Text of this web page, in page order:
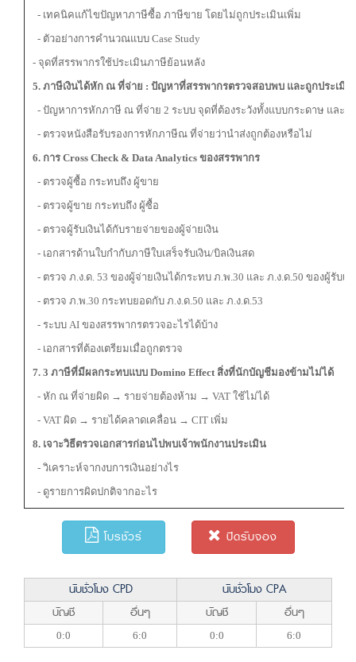
- เทคนิคแก้ไขปัญหาภาษีซื้อ ภาษีขาย โดยไม่ถูกประเมินเพิ่ม
- ตัวอย่างการคำนวณแบบ Case Study
- จุดที่สรรพากรใช้ประเมินภาษีย้อนหลัง
5. ภาษีเงินได้หัก ณ ที่จ่าย : ปัญหาที่สรรพากรตรวจสอบพบ และถูกประเมิ
- ปัญหาการหักภาษี ณ ที่จ่าย 2 ระบบ จุดที่ต้องระวังทั้งแบบกระดาษ และกา
- ตรวจหนังสือรับรองการหักภาษีณ ที่จ่ายว่านำส่งถูกต้องหรือไม่
6. การ Cross Check & Data Analytics ของสรรพากร
- ตรวจผู้ซื้อ กระทบถึง ผู้ขาย
- ตรวจผู้ขาย กระทบถึง ผู้ซื้อ
- ตรวจผู้รับเงินได้กับรายจ่ายของผู้จ่ายเงิน
- เอกสารด้านใบกำกับภาษีใบเสร็จรับเงิน/บิลเงินสด
- ตรวจ ภ.ง.ด. 53 ของผู้จ่ายเงินได้กระทบ ภ.พ.30 และ ภ.ง.ด.50 ของผู้รับเงิ
- ตรวจ ภ.พ.30 กระทบยอดกับ ภ.ง.ด.50 และ ภ.ง.ด.53
- ระบบ AI ของสรรพากรตรวจอะไรได้บ้าง
- เอกสารที่ต้องเตรียมเมื่อถูกตรวจ
7. 3 ภาษีที่มีผลกระทบแบบ Domino Effectสิ่งที่นักบัญชีมองข้ามไม่ได้
- หัก ณ ที่จ่ายผิด → รายจ่ายต้องห้าม → VAT ใช้ไม่ได้
- VAT ผิด → รายได้คลาดเคลื่อน → CIT เพิ่ม
8. เจาะวิธีตรวจเอกสารก่อนไปพบเจ้าพนักงานประเมิน
- วิเคราะห์จากงบการเงินอย่างไร
- ดูรายการผิดปกติจากอะไร
โบรชัวร์ ปิดรับจอง
นับชั่วโมง CPD
นับชั่วโมง CPA
บัญชี
อื่นๆ บัญชี อื่นๆ
0:0 6:0 0:0 6:0